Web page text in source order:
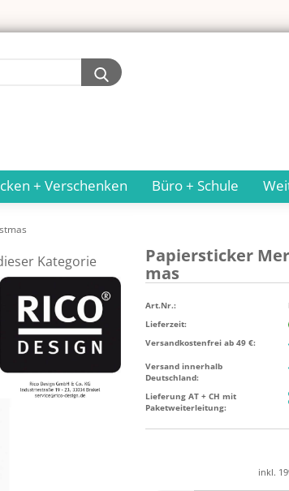
Suche...
+ Verschenken Büro + Schule
Kategorie
Pa­pier­sti­cker
mas
Art.Nr.:
Lieferzeit:
Versandkostenfrei ab 49 €:
Versand innerhalb
Deutschland:
Lieferung AT + CH mit
Paketweiterleitung:
inkl.